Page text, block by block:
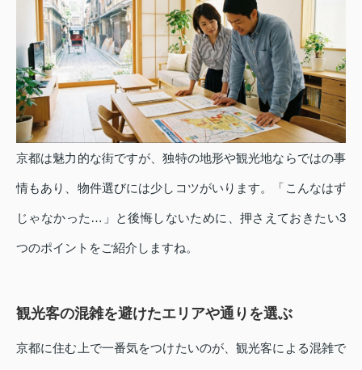
京都は魅力的な街ですが、独特の地形や観光地ならではの事
情もあり、物件選びには少しコツがいります。「こんなはず
じゃなかった…」と後悔しないために、押さえておきたい3
つのポイントをご紹介しますね。
観光客の混雑を避けたエリアや通りを選ぶ
京都に住む上で一番気をつけたいのが、観光客による混雑で